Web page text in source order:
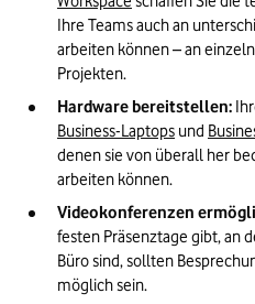
Ihre Teams auch an
arbeiten können – an
Projekten.
Hardware bereitstellen:
Business-Laptops und
denen sie von überall her
arbeiten können.
Videokonferenzen
festen Präsenztage gibt, an
Büro sind, sollten
möglich sein.